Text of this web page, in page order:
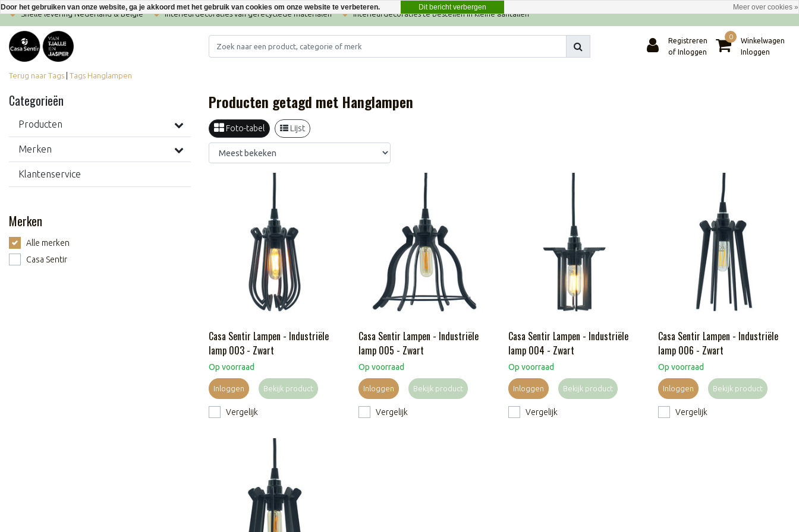
Snelle levering Nederland & België Interieurdecoraties van gerecyclede materialen Interieurdecoraties te bestellen in kleine aantallen
Registreren
of Inloggen
0
Winkelwagen
Inloggen
Terug naar Tags Tags Hanglampen
Categorieën
Producten
Merken
Klantenservice
Merken
Alle merken
Casa Sentir
Producten getagd met Hanglampen
Foto-tabel Lijst
Casa Sentir Lampen - Industriële
lamp 003 - Zwart
Op voorraad
Inloggen Bekijk product
Vergelijk
Casa Sentir Lampen - Industriële
lamp 005 - Zwart
Op voorraad
Inloggen Bekijk product
Vergelijk
Casa Sentir Lampen - Industriële
lamp 004 - Zwart
Op voorraad
Inloggen Bekijk product
Vergelijk
Casa Sentir Lampen - Industriële
lamp 006 - Zwart
Op voorraad
Inloggen Bekijk product
Vergelijk
Door het gebruiken van onze website, ga je akkoord met het gebruik van cookies om onze website te verbeteren. Dit bericht verbergen Meer over cookies »